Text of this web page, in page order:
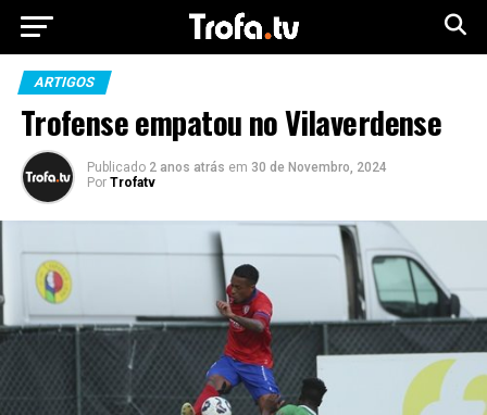
ARTIGOS
Trofense empatou no Vilaverdense
Publicado 2 anos atrás em 30 de Novembro, 2024
Por Trofatv